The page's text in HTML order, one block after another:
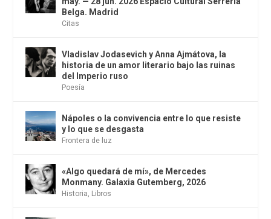
Belga. Madrid
Citas
Vladislav Jodasevich y Anna Ajmátova, la
historia de un amor literario bajo las ruinas
del Imperio ruso
Poesía
Nápoles o la convivencia entre lo que resiste
y lo que se desgasta
Frontera de luz
«Algo quedará de mí», de Mercedes
Monmany. Galaxia Gutemberg, 2026
Historia, Libros